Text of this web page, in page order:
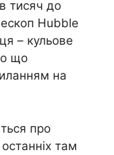
тисяч до
Hubble
– кульове
що
на
про
останніх там